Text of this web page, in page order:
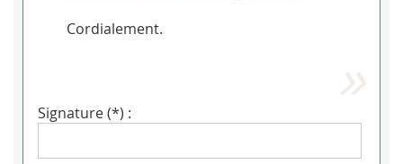
Cordialement.
Signature (*) :